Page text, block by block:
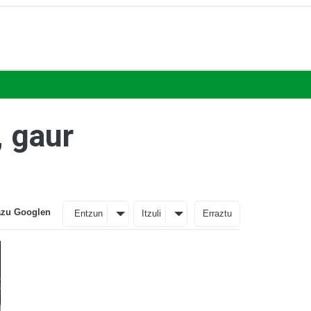
gaur
Googlen Entzun Itzuli Erraztu